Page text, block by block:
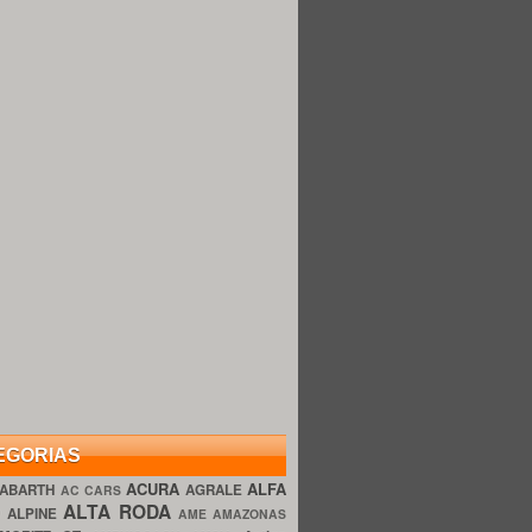
ABARTH AC CARS ACURA AGRALE ALFA
ALPINEALTA RODA AME AMAZONAS